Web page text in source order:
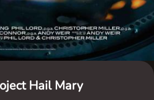
Hail Mary